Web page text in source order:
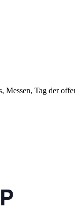
Messen, Tag der